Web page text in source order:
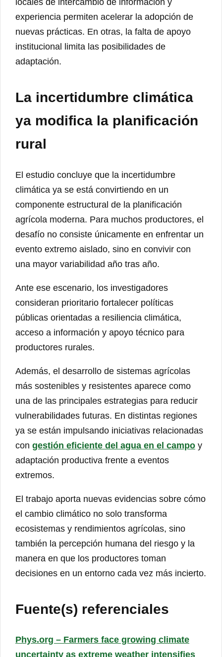
locales de intercambio de información y
experiencia permiten acelerar la adopción de
nuevas prácticas. En otras, la falta de apoyo
institucional limita las posibilidades de
adaptación.
La incertidumbre climática
ya modifica la planificación
rural
El estudio concluye que la incertidumbre
climática ya se está convirtiendo en un
componente estructural de la planificación
agrícola moderna. Para muchos productores, el
desafío no consiste únicamente en enfrentar un
evento extremo aislado, sino en convivir con
una mayor variabilidad año tras año.
Ante ese escenario, los investigadores
consideran prioritario fortalecer políticas
públicas orientadas a resiliencia climática,
acceso a información y apoyo técnico para
productores rurales.
Además, el desarrollo de sistemas agrícolas
más sostenibles y resistentes aparece como
una de las principales estrategias para reducir
vulnerabilidades futuras. En distintas regiones
ya se están impulsando iniciativas relacionadas
con gestión eficiente del agua en el campo y
adaptación productiva frente a eventos
extremos.
El trabajo aporta nuevas evidencias sobre cómo
el cambio climático no solo transforma
ecosistemas y rendimientos agrícolas, sino
también la percepción humana del riesgo y la
manera en que los productores toman
decisiones en un entorno cada vez más incierto.
Fuente(s) referenciales
Phys.org – Farmers face growing climate
uncertainty as extreme weather intensifies